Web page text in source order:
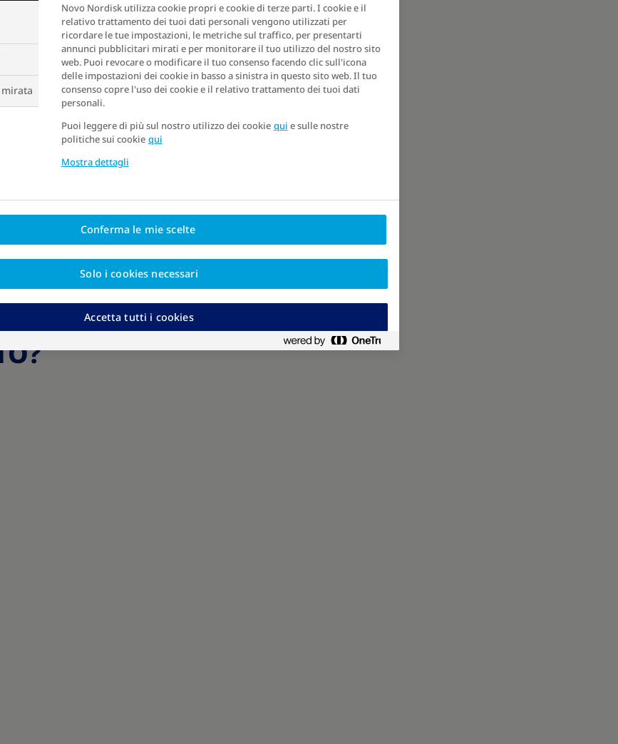
4 strategie per sentirsi meglio in
affrontare al meglio gli effetti collaterali della
terapia farmacologica per l’obesità, è utile adottare
Novo Nordisk utilizza cookie propri e cookie di terze parti. I cookie e il
relativo trattamento dei tuoi dati personali vengono utilizzati per
ricordare le tue impostazioni, le metriche sul traffico, per presentarti
annunci pubblicitari mirati e per monitorare il tuo utilizzo del nostro sito
web. Puoi revocare o modificare il tuo consenso facendo clic sull'icona
delle impostazioni dei cookie in basso a sinistra in questo sito web. Il tuo
consenso copre l'uso dei cookie e il relativo trattamento dei tuoi dati
personali.
Puoi leggere di più sul nostro utilizzo dei cookie qui e sulle nostre
politiche sui cookie qui
Mostra dettagli
Conferma le mie scelte
Solo i cookies necessari
Accetta tutti i cookies